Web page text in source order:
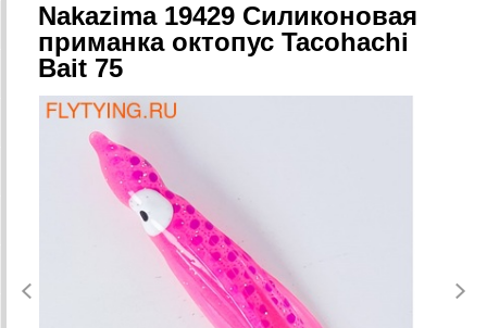
Nakazima 19429 Силиконовая
приманка октопус Tacohachi
Bait 75